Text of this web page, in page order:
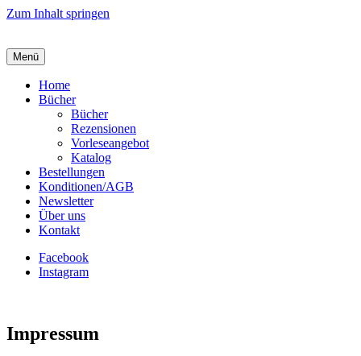
Zum Inhalt springen
Menü
Home
Bücher
Bücher
Rezensionen
Vorleseangebot
Katalog
Bestellungen
Konditionen/AGB
Newsletter
Über uns
Kontakt
Facebook
Instagram
Impressum